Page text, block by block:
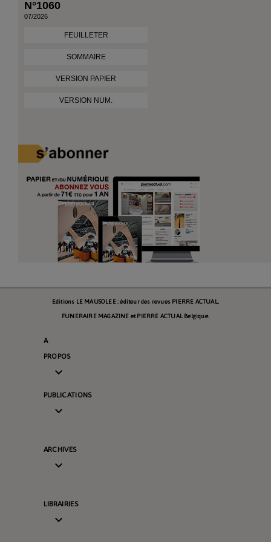
N°1060
07/2026
FEUILLETER
SOMMAIRE
VERSION PAPIER
VERSION NUM.
Editions LE MAUSOLEE : éditeur des revues PIERRE ACTUAL,
FUNERAIRE MAGAZINE et PIERRE ACTUAL Belgique.
A
PROPOS

PUBLICATIONS

ARCHIVES

LIBRAIRIES
